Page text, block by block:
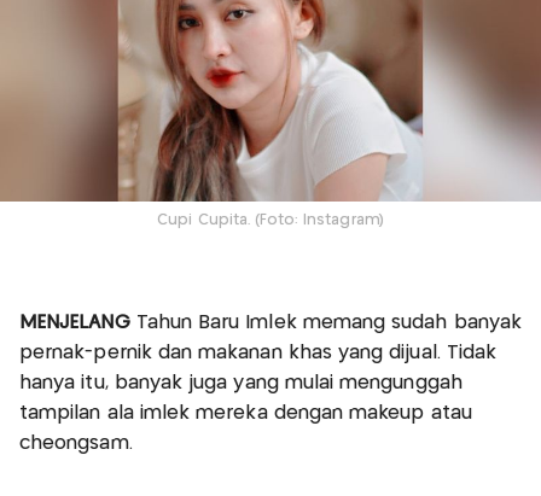
Cupi Cupita. (Foto: Instagram)
MENJELANG Tahun Baru Imlek memang sudah banyak
pernak-pernik dan makanan khas yang dijual. Tidak
hanya itu, banyak juga yang mulai mengunggah
tampilan ala imlek mereka dengan makeup atau
cheongsam.